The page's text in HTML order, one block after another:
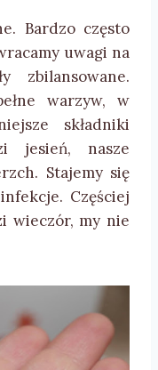
Bardzo często
uwagi na
zbilansowane.
warzyw, w
składniki
jesień, nasze
Stajemy się
Częściej
wieczór, my nie